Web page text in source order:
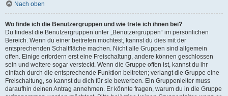
Nach oben
Wo finde ich die Benutzergruppen und wie trete ich ihnen bei?
Du findest die Benutzergruppen unter „Benutzergruppen“ im persönlichen
Bereich. Wenn du einer beitreten möchtest, kannst du dies mit der
entsprechenden Schaltfläche machen. Nicht alle Gruppen sind allgemein
offen. Einige erfordern erst eine Freischaltung, andere können geschlossen
sein und weitere sogar versteckt. Wenn die Gruppe offen ist, kannst du ihr
einfach durch die entsprechende Funktion beitreten; verlangt die Gruppe eine
Freischaltung, so kannst du dich für sie bewerben. Ein Gruppenleiter muss
daraufhin deinen Antrag annehmen. Er könnte fragen, warum du in die Gruppe